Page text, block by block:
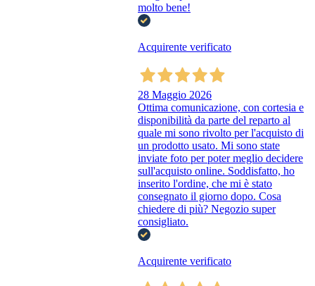
molto bene!
Acquirente verificato
28 Maggio 2026
Ottima comunicazione, con cortesia e
disponibilità da parte del reparto al
quale mi sono rivolto per l'acquisto di
un prodotto usato. Mi sono state
inviate foto per poter meglio decidere
sull'acquisto online. Soddisfatto, ho
inserito l'ordine, che mi è stato
consegnato il giorno dopo. Cosa
chiedere di più? Negozio super
consigliato.
Acquirente verificato